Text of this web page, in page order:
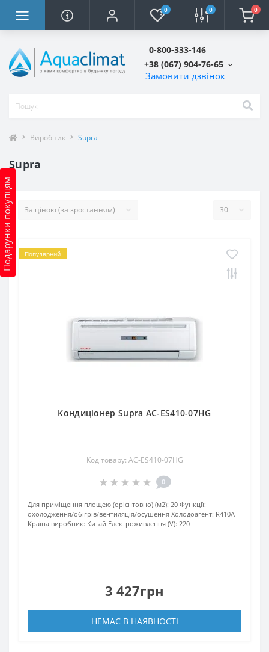
0 0 0
0-800-333-146
+38 (067) 904-76-65
Замовити дзвінок
Подарунки покупцям
Виробник Supra
Supra
Популярний
Кондиціонер Supra AC-ES410-07HG
Код товару: AC-ES410-07HG
0
Для приміщення площею (орієнтовно) (м2): 20 Функції:
охолодження/обігрів/вентиляція/осушення Xолодоагент: R410А
Країна виробник: Китай Електроживлення (V): 220
3 427грн
НЕМАЄ В НАЯВНОСТІ